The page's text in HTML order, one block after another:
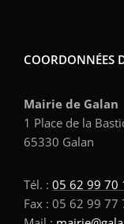
COORDONNÉES
Mairie de Galan
1 Place de la
65330 Galan
Tél. : 05 62 99 70
Fax : 05 62 99 77